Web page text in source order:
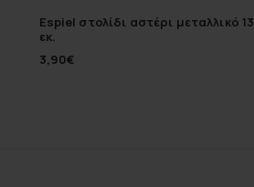
Espiel στολίδι αστέρι μεταλλικό 13
εκ.
3,90€